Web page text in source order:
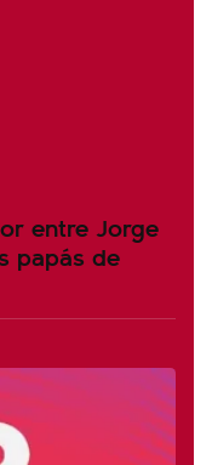
entre Jorge
papás de